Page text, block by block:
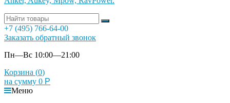
+7 (495) 766-64-00
Заказать обратный звонок
Пн—Вс 10:00—21:00
Корзина (0)
на сумму 0 Р
Меню